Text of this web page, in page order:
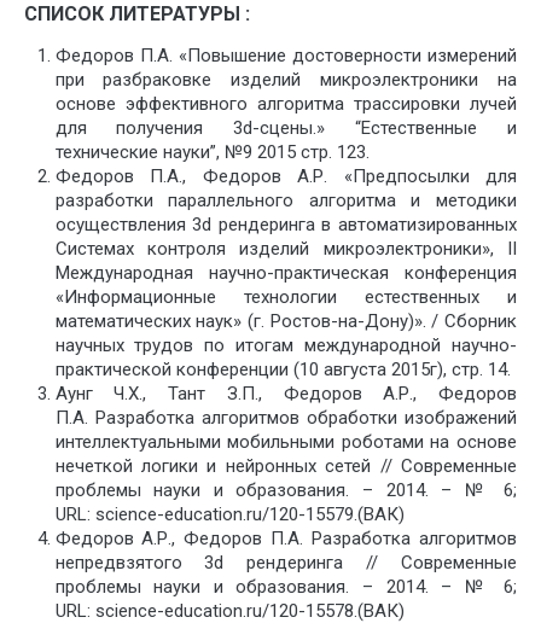
СПИСОК ЛИТЕРАТУРЫ :
Федоров П.А. «Повышение достоверности измерений
при разбраковке изделий микроэлектроники на
основе эффективного алгоритма трассировки лучей
для получения 3d-сцены.» “Естественные и
технические науки”, №9 2015 cтр. 123.
Федоров П.А., Федоров А.Р. «Предпосылки для
разработки параллельного алгоритма и методики
осуществления 3d рендеринга в автоматизированных
Системах контроля изделий микроэлектроники», II
Международная научно-практическая конференция
«Информационные технологии естественных и
математических наук» (г. Ростов-на-Дону)». / Сборник
научных трудов по итогам международной научно-
практической конференции (10 августа 2015г), стр. 14.
Аунг Ч.Х., Тант З.П., Федоров А.Р., Федоров
П.А. Разработка алгоритмов обработки изображений
интеллектуальными мобильными роботами на основе
нечеткой логики и нейронных сетей // Современные
проблемы науки и образования. – 2014. – № 6;
URL: science-education.ru/120-15579.(ВАК)
Федоров А.Р., Федоров П.А. Разработка алгоритмов
непредвзятого 3d рендеринга // Современные
проблемы науки и образования. – 2014. – № 6;
URL: science-education.ru/120-15578.(ВАК)